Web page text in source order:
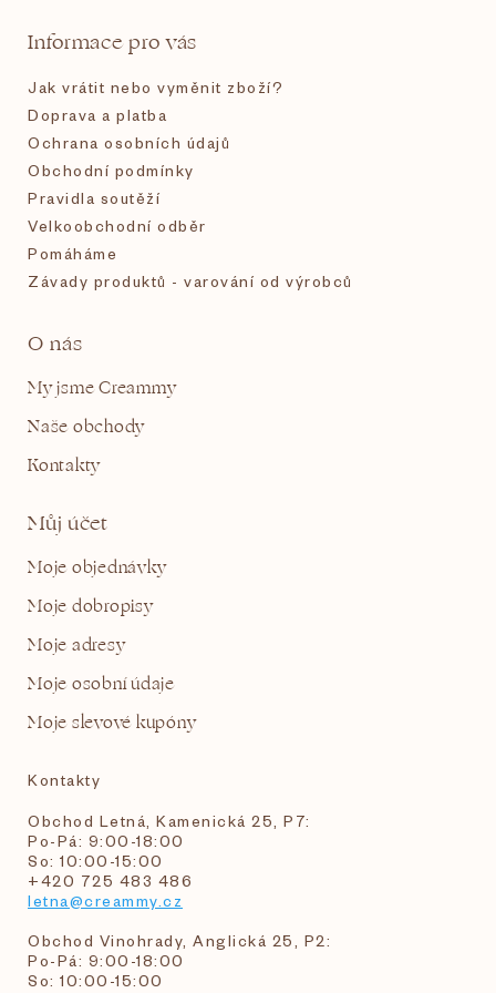
Informace pro vás
Jak vrátit nebo vyměnit zboží?
Doprava a platba
Ochrana osobních údajů
Obchodní podmínky
Pravidla soutěží
Velkoobchodní odběr
Pomáháme
Závady produktů - varování od výrobců
O nás
My jsme Creammy
Naše obchody
Kontakty
Můj účet
Moje objednávky
Moje dobropisy
Moje adresy
Moje osobní údaje
Moje slevové kupóny
Kontakty
Obchod Letná, Kamenická 25, P7:
Po-Pá: 9:00-18:00
So: 10:00-15:00
+420 725 483 486
letna@creammy.cz
Obchod Vinohrady, Anglická 25, P2:
Po-Pá: 9:00-18:00
So: 10:00-15:00